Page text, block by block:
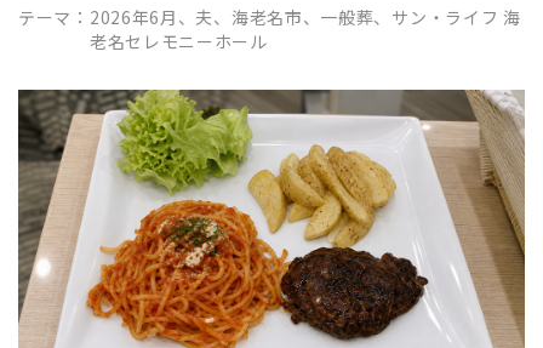
テーマ： 2026年6月、夫、海老名市、一般葬、サン・ライフ 海
老名セレモニーホール